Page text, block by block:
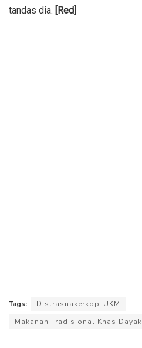
tandas dia. [Red]
Tags:
Distrasnakerkop-UKM
Makanan Tradisional Khas Dayak